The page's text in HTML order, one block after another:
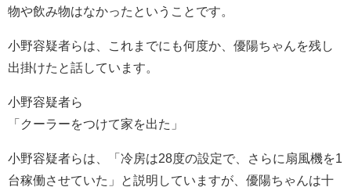
物や飲み物はなかったということです。
小野容疑者らは、これまでにも何度か、優陽ちゃんを残し
出掛けたと話しています。
小野容疑者ら
「クーラーをつけて家を出た」
小野容疑者らは、「冷房は28度の設定で、さらに扇風機を1
台稼働させていた」と説明していますが、優陽ちゃんは十